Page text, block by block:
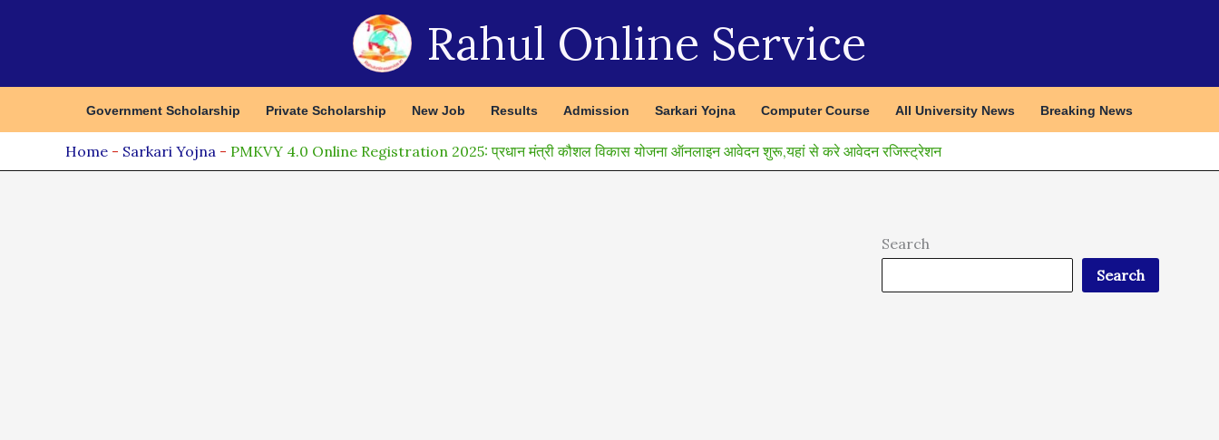
Rahul Online Service
Government Scholarship Private Scholarship New Job Results Admission Sarkari Yojna Computer Course All University News Breaking News
Home - Sarkari Yojna - PMKVY 4.0 Online Registration 2025: प्रधान मंत्री कौशल विकास योजना ऑनलाइन आवेदन शुरू,यहां से करे आवेदन रजिस्ट्रेशन
Search
Search